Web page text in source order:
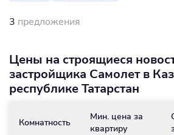
3 предложения
Цены на строящиеся
застройщика Самолет в
республике Татарстан
Комнатность
Мин. цена за
квартиру